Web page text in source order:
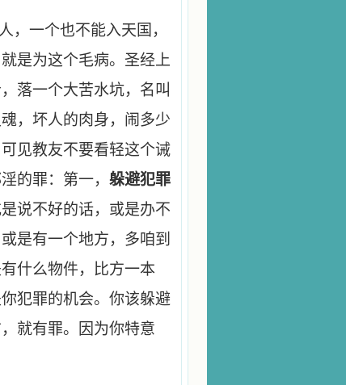
，一个也不能入天国，
是为这个毛病。圣经上
落一个大苦水坑，名叫
，坏人的肉身，闹多少
见教友不要看轻这个诫
的罪：第一， 躲避犯罪
说不好的话，或是办不
是有一个地方，多咱到
什么物件，比方一本
犯罪的机会。你该躲避
就有罪。因为你特意